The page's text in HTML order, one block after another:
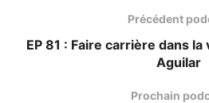
Précédent
EP 81 : Faire carrière dans
Aguilar
Prochain